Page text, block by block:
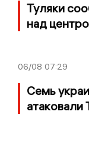
Туляки
над
06/08 07:29
Семь
атаковали